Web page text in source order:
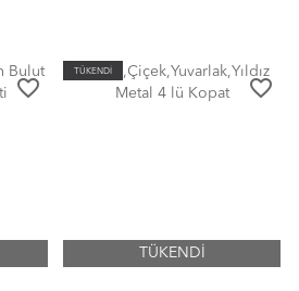
favorite_border
TÜKENDİ
favorite_border
TÜKENDİ